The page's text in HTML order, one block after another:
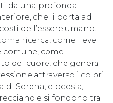
da una profonda
che li porta ad
dell’essere umano.
ricerca, come lieve
come
del cuore, che genera
attraverso i colori
di Serena, e poesia,
e si fondono tra